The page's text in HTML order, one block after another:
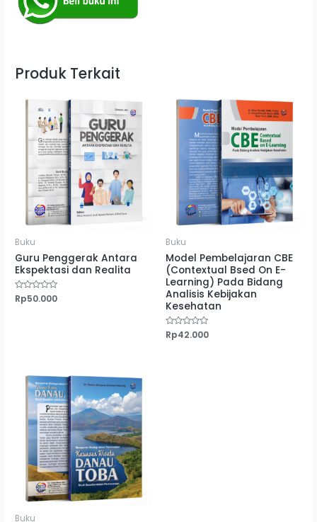
Produk Terkait
Buku
Guru Penggerak Antara
Ekspektasi dan Realita
Dinilai
0
Rp50.000
Buku
Model Pembelajaran CBE
(Contextual Bsed On E-
Learning) Pada Bidang
Analisis Kebijakan
Kesehatan
Dinilai
0
Rp42.000
Buku